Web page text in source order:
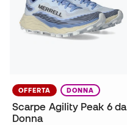
OFFERTA DONNA
Scarpe Agility Peak 6 da
Donna